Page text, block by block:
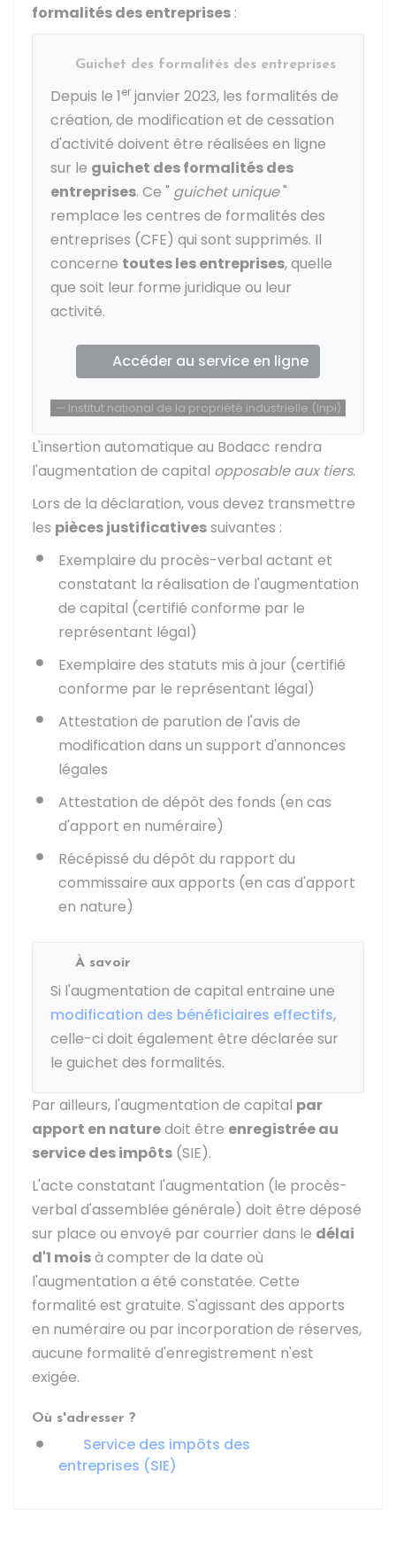
formalités des entreprises :
Guichet des formalités des entreprises
Depuis le 1er janvier 2023, les formalités de
création, de modification et de cessation
d'activité doivent être réalisées en ligne
sur le guichet des formalités des
entreprises. Ce " guichet unique"
remplace les centres de formalités des
entreprises (CFE) qui sont supprimés. Il
concerne toutes les entreprises, quelle
que soit leur forme juridique ou leur
activité.
Accéder au service en ligne
Institut national de la propriété industrielle (Inpi)
L'insertion automatique au Bodacc rendra
l'augmentation de capital opposable aux tiers.
Lors de la déclaration, vous devez transmettre
les pièces justificativessuivantes :
Exemplaire du procès-verbal actant et
constatant la réalisation de l'augmentation
de capital (certifié conforme par le
représentant légal)
Exemplaire des statuts mis à jour (certifié
conforme par le représentant légal)
Attestation de parution de l'avis de
modification dans un support d'annonces
légales
Attestation de dépôt des fonds (en cas
d'apport en numéraire)
Récépissé du dépôt du rapport du
commissaire aux apports (en cas d'apport
en nature)
À savoir
Si l'augmentation de capital entraine une
modification des bénéficiaires effectifs,
celle-ci doit également être déclarée sur
le guichet des formalités.
Par ailleurs, l'augmentation de capital par
apport en naturedoit être enregistrée au
service des impôts (SIE).
L'acte constatant l'augmentation (le procès-
verbal d'assemblée générale) doit être déposé
sur place ou envoyé par courrier dans le délai
d'1 moisà compter de la date où
l'augmentation a été constatée. Cette
formalité est gratuite. S'agissant des apports
en numéraire ou par incorporation de réserves,
aucune formalité d'enregistrement n'est
exigée.
Où s'adresser ?
Service des impôts des
entreprises (SIE)